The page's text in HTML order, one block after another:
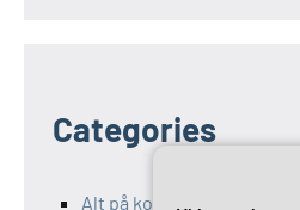
Categories
Alt på kommunikation-11.dk